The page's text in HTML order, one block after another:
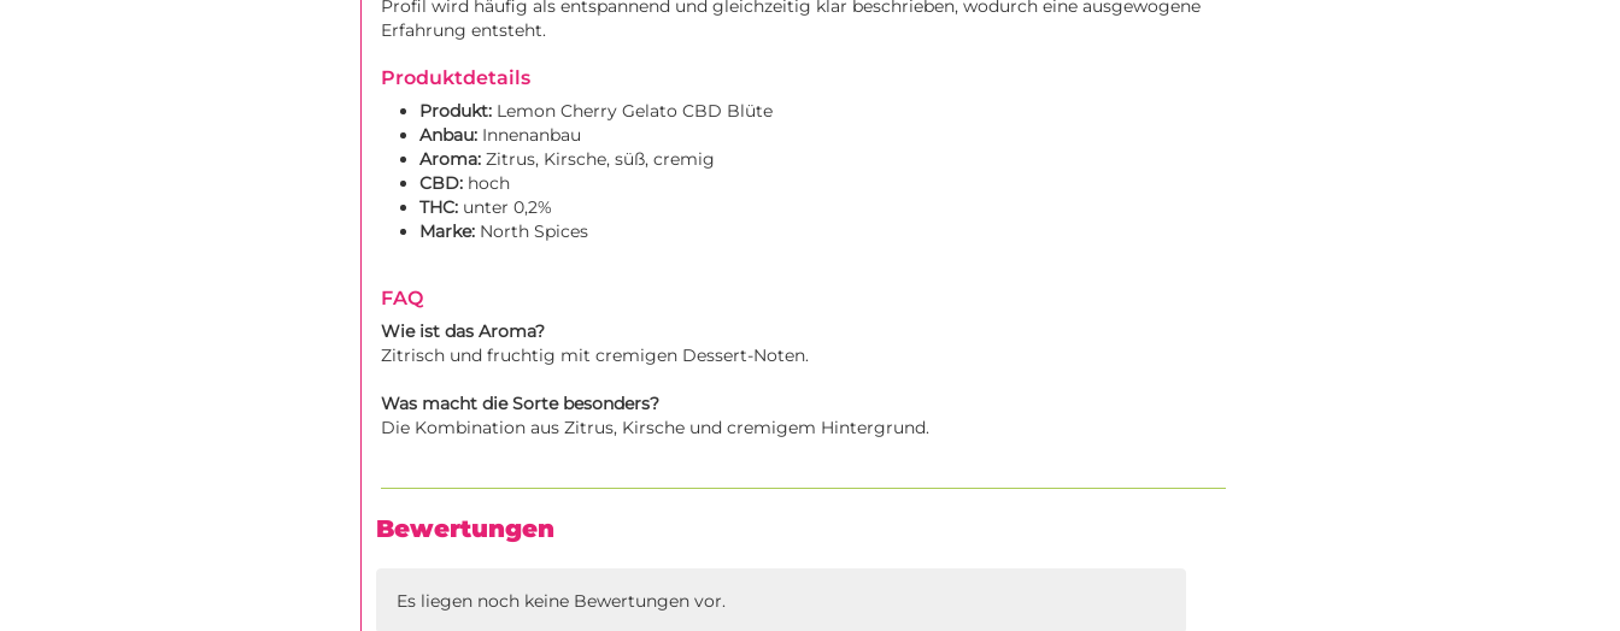
Profil wird häufig als entspannend und gleichzeitig klar beschrieben, wodurch eine ausgewogene
Erfahrung entsteht.
Produktdetails
Produkt: Lemon Cherry Gelato CBD Blüte
Anbau: Innenanbau
Aroma: Zitrus, Kirsche, süß, cremig
CBD: hoch
THC: unter 0,2%
Marke: North Spices
FAQ
Wie ist das Aroma?
Zitrisch und fruchtig mit cremigen Dessert-Noten.
Was macht die Sorte besonders?
Die Kombination aus Zitrus, Kirsche und cremigem Hintergrund.
Bewertungen
Es liegen noch keine Bewertungen vor.